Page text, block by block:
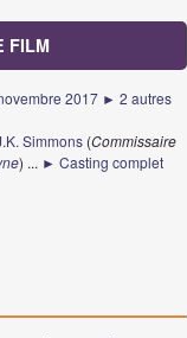
FILM
2017 ► 2 autres
Simmons (Commissaire
) ... ► Casting complet